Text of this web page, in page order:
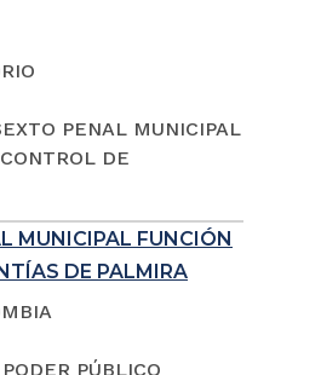
PENAL MUNICIPAL
DE
MUNICIPAL FUNCIÓN
DE PALMIRA
PÚBLICO